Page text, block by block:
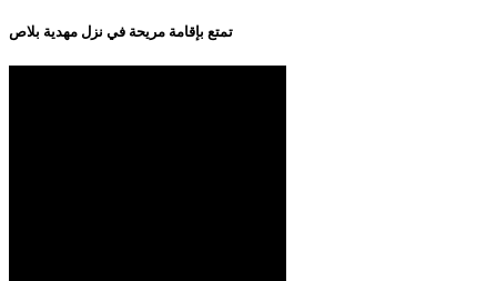
تمتع بإقامة مريحة في نزل مهدية بلاص